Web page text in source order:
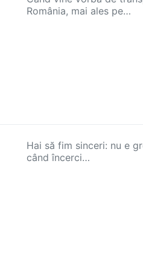
România, mai ales pe…
Hai să fim sinceri: nu e
când încerci…